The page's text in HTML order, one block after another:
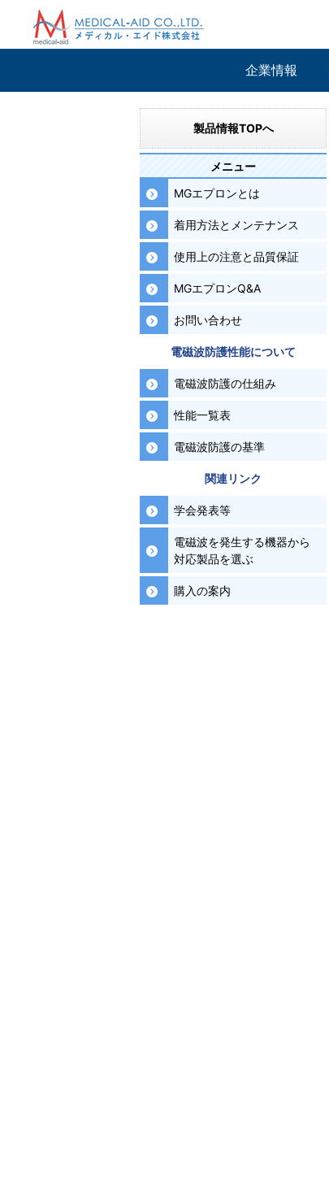
企業情報
製品情報TOPへ
メニュー
MGエプロンとは
着用方法とメンテナンス
使用上の注意と品質保証
MGエプロンQ&A
お問い合わせ
電磁波防護性能について
電磁波防護の仕組み
性能一覧表
電磁波防護の基準
関連リンク
学会発表等
電磁波を発生する機器から
対応製品を選ぶ
購入の案内